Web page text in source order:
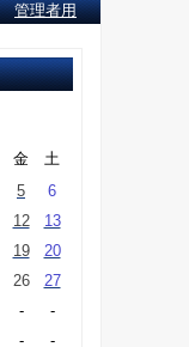
管理者用
金
土
5
6
12
13
19
20
26
27
-
-
- -